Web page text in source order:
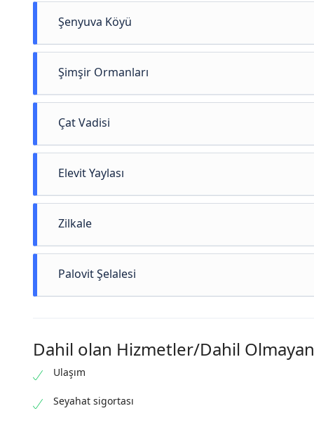
deneyim
zipline
Şenyuva Köyü
evleri ve
ve
Şimşir Ormanları
olarak
Yaprak
Çat Vadisi
dereler
Vadi
bir
Elevit Yaylası
en
alan bu
Zilkale
hazinesi
Palovit Şelalesi
tüm
aşanlar,
Dahil olan Hizmetler/Dahil
Ulaşım
Seyahat sigortası